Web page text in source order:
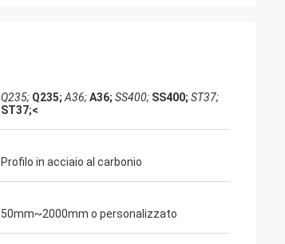
Q235; Q235; A36;A36; SS400; SS400; ST37;
ST37;<
Profilo in acciaio al carbonio
50mm~2000mm o personalizzato